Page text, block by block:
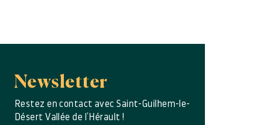
Newsletter
Restez en contact avec Saint-Guilhem-le-
Désert Vallée de l’Hérault !